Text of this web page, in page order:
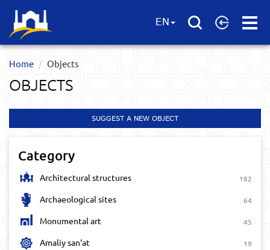
Open
EN
Home Objects
OBJECTS
SUGGEST A NEW OBJECT
Category
Architectural structures 182
Archaeological sites 64
Monumental art 45
Amaliy san‘at 19